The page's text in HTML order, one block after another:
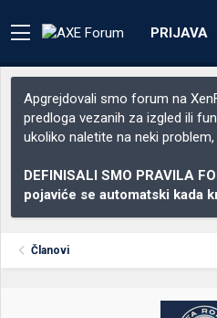
PRIJAVA
Apgrejdovali smo forum na
predloga vezanih za izgled ili
ukoliko naletite na neki
DEFINISALI SMO PRAVILA
pojaviće se automatski kada
Članovi